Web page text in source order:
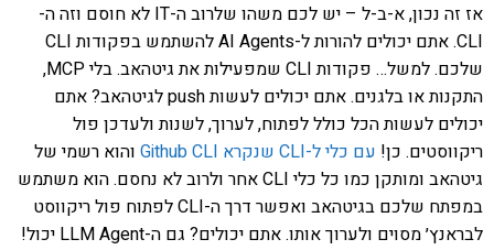
אז זה נכון, א-ב-ל – יש לכם משהו שלרוב ה-IT לא חוסם וזה ה-
CLI. אתם יכולים להורות ל-AI Agents להשתמש בפקודות CLI
שלכם. למשל… פקודות CLI שמפעילות את גיטהאב. בלי MCP,
התקנות או בלגנים. אתם יכולים לעשות push לגיטהאב? אתם
יכולים לעשות הכל כולל לפתוח, לערוך, לשנות ולעדכן פול
ריקווסטים. כן! עם כלי ל-CLI שנקרא Github CLI
והוא רשמי של
גיטהאב ומותקן כמו כל כלי CLI אחר ולרוב לא נחסם. הוא משתמש
במפתח שלכם בגיטהאב ואפשר דרך ה-CLI לפתוח פול ריקווסט
לבראנץ׳ מסוים ולערוך אותו. אתם יכולים? גם ה-LLM Agent יכול!